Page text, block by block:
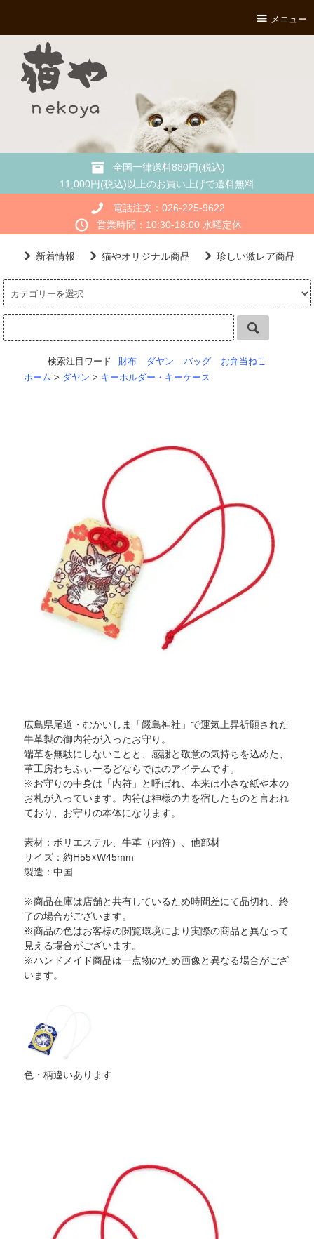
メニュー
全国一律送料880円(税込)
11,000円(税込)以上のお買い上げで送料無料
電話注文：026-225-9622
営業時間：10:30-18:00 水曜定休
新着情報 猫やオリジナル商品 珍しい激レア商品
検索注目ワード 財布 ダヤン バッグ
お弁当ねこ
ホーム > ダヤン > キーホルダー・キーケース
広島県尾道・むかいしま「嚴島神社」で運気上昇祈願された
牛革製の御内符が入ったお守り。
端革を無駄にしないことと、感謝と敬意の気持ちを込めた、
革工房わちふぃーるどならではのアイテムです。
※お守りの中身は「内符」と呼ばれ、本来は小さな紙や木の
お札が入っています。内符は神様の力を宿したものと言われ
ており、お守りの本体になります。
素材：ポリエステル、牛革（内符）、他部材
サイズ：約H55×W45mm
製造：中国
※商品在庫は店舗と共有しているため時間差にて品切れ、終
了の場合がございます。
※商品の色はお客様の閲覧環境により実際の商品と異なって
見える場合がございます。
※ハンドメイド商品は一点物のため画像と異なる場合がござ
います。
色・柄違いあります